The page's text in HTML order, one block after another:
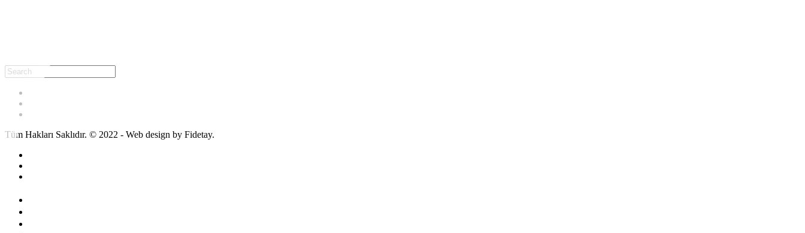
Tüm Hakları Saklıdır. © 2022 - Web design by Fidetay.